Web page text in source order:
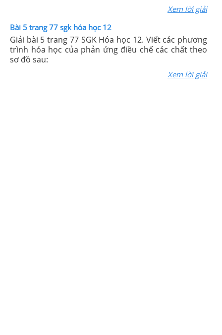
Xem lời giải
Bài 5 trang 77 sgk hóa học 12
Giải bài 5 trang 77 SGK Hóa học 12. Viết các phương
trình hóa học của phản ứng điều chế các chất theo
sơ đồ sau:
Xem lời giải